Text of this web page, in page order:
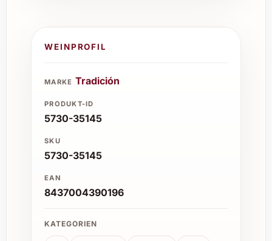
WEINPROFIL
MARKE Tradición
PRODUKT-ID
5730-35145
SKU
5730-35145
EAN
8437004390196
KATEGORIEN